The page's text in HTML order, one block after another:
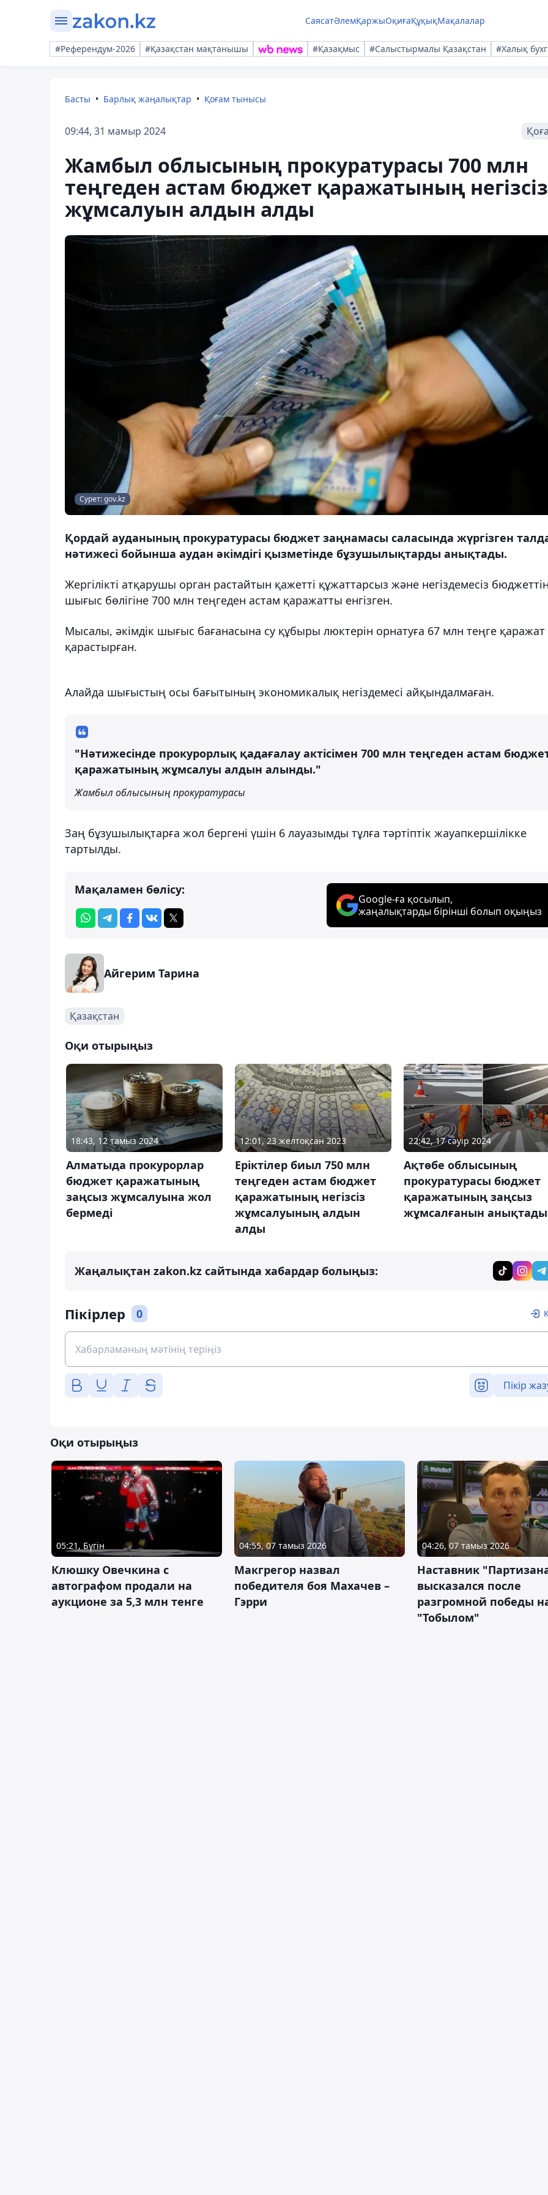
СаясатӘлемҚаржыОқиғаҚұқықМақалалар
#Референдум-2026 #Қазақстан мақтанышы #Қазақмыс #Салыстырмалы Қазақстан #Халық
Басты Барлық жаңалықтар Қоғам тынысы
09:44, 31 мамыр 2024
Жамбыл облысының прокуратурасы 700 млн
теңгеден астам бюджет қаражатының негізсіз
жұмсалуын алдын алды
Сурет: gov.kz
Қордай ауданының прокуратурасы бюджет заңнамасы саласында жүргізген
нәтижесі бойынша аудан әкімдігі қызметінде бұзушылықтарды анықтады.
Жергілікті атқарушы орган растайтын қажетті құжаттарсыз және негіздемесіз
шығыс бөлігіне 700 млн теңгеден астам қаражатты енгізген.
Мысалы, әкімдік шығыс бағанасына су құбыры люктерін орнатуға 67 млн теңге қаражат
қарастырған.
Алайда шығыстың осы бағытының экономикалық негіздемесі айқындалмаған.
"Нәтижесінде прокурорлық қадағалау актісімен 700 млн теңгеден астам
қаражатының жұмсалуы алдын алынды."
Жамбыл облысының прокуратурасы
Заң бұзушылықтарға жол бергені үшін 6 лауазымды тұлға тәртіптік жауапкершілікке
тартылды.
Мақаламен бөлісу:
Google-ға қосылып,
жаңалықтарды бірінші болып оқыңыз
Айгерим Тарина
Қазақстан
Оқи отырыңыз
18:43, 12 тамыз 2024
Алматыда прокурорлар
бюджет қаражатының
заңсыз жұмсалуына жол
бермеді
12:01, 23 желтоқсан 2023
Еріктілер биыл 750 млн
теңгеден астам бюджет
қаражатының негізсіз
жұмсалуының алдын
алды
22:42, 17 сәуір 2024
Ақтөбе облысының
прокуратурасы бюджет
қаражатының заңсыз
жұмсалғанын анықтады
Жаңалықтан zakon.kz сайтында хабардар болыңыз:
Пікірлер 0
Пікір
Оқи отырыңыз
05:21, Бүгін
Клюшку Овечкина с
автографом продали на
аукционе за 5,3 млн тенге
04:55, 07 тамыз 2026
Макгрегор назвал
победителя боя Махачев –
Гэрри
04:26, 07 тамыз 2026
Наставник
высказался после
разгромной победы
"Тобылом"